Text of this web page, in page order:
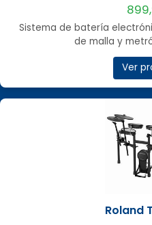
Sistema de batería
de malla y
Ver
Roland